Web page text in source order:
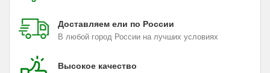
Доставляем ели по России
В любой город России на лучших условиях
Высокое качество